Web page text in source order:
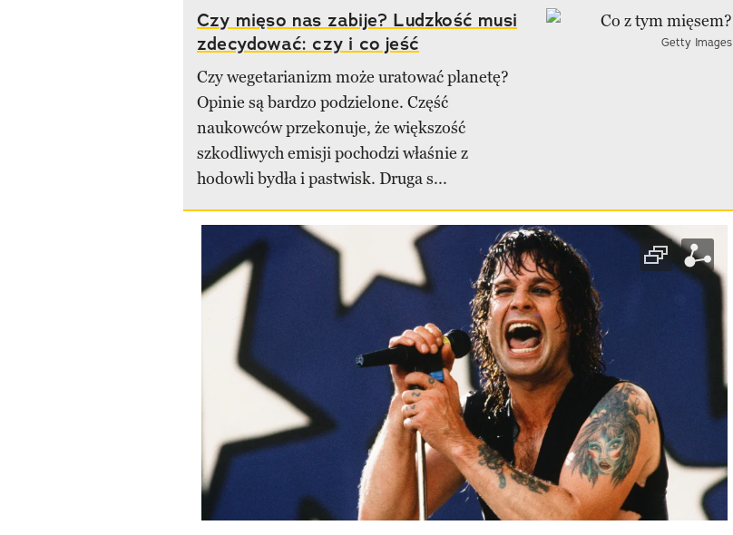
Czy mięso nas zabije? Ludzkość musi
zdecydować: czy i co jeść
Czy wegetarianizm może uratować planetę?
Opinie są bardzo podzielone. Część
naukowców przekonuje, że większość
szkodliwych emisji pochodzi właśnie z
hodowli bydła i pastwisk. Druga s...
Getty Images